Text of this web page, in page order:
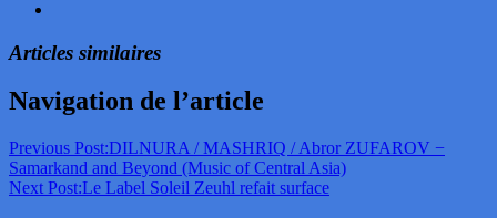
Articles similaires
Navigation de l’article
Previous Post:DILNURA / MASHRIQ / Abror ZUFAROV −
Samarkand and Beyond (Music of Central Asia)
Next Post:Le Label Soleil Zeuhl refait surface